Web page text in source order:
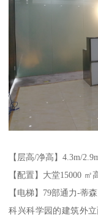
【层高/净高】4.3m/
【配置】大堂15000 ㎡
【电梯】79部通力-蒂
科兴科学园的建筑外